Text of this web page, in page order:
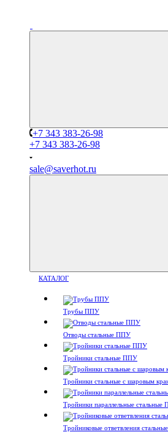
+7 343 383-26-98
+7 343 383-26-98
sale@saverhot.ru
КАТАЛОГ
Трубы ППУ
Отводы стальные ППУ
Тройники стальные ППУ
Тройники стальные с шаровым
Тройники параллельные стальные
Тройниковые ответвления